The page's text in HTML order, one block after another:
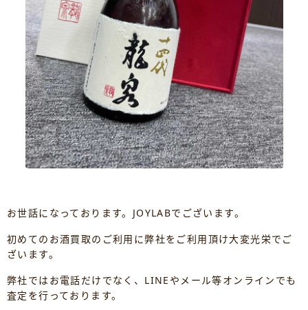
お世話になっております。JOYLABでございます。
初めてのお酒買取のご利用に弊社をご利用頂け大変光栄でご
ざいます。
弊社ではお電話だけでなく、LINEやメール等オンラインでも
査定を行っております。